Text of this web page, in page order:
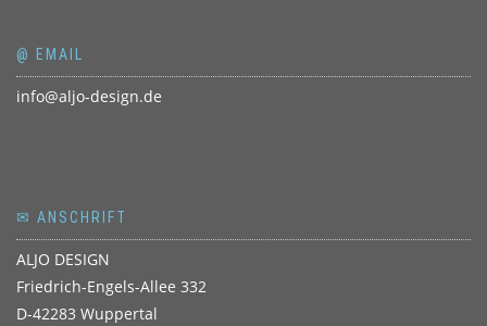
@ EMAIL
info@aljo-design.de
✉ ANSCHRIFT
ALJO DESIGN
Friedrich-Engels-Allee 332
D-42283 Wuppertal